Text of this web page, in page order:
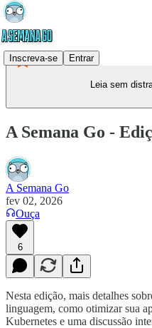
Inscreva-se Entrar
Leia sem
A Semana Go -
A Semana Go
fev 02, 2026
Ouça
6
Nesta edição, mais detalhes
linguagem, como otimizar sua
Kubernetes e uma discussão